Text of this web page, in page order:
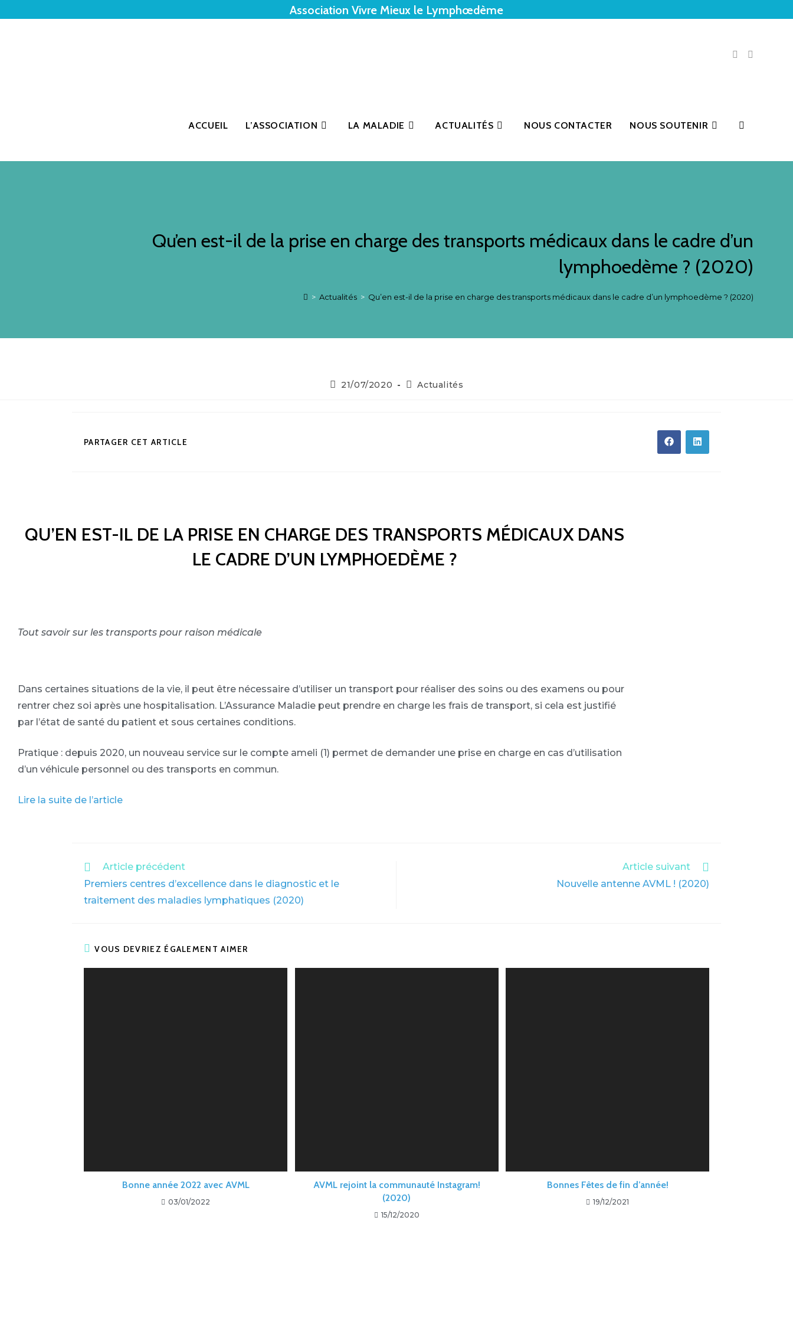
Association Vivre Mieux le Lymphœdème
ACCUEIL L’ASSOCIATION LA MALADIE ACTUALITÉS NOUS CONTACTER NOUS SOUTENIR
Qu’en est-il de la prise en charge des transports médicaux dans le cadre d’un
lymphoedème ? (2020)
> Actualités > Qu’en est-il de la prise en charge des transports médicaux dans le cadre d’un lymphoedème ? (2020)
21/07/2020 Actualités
PARTAGER CET ARTICLE
QU’EN EST-IL DE LA PRISE EN CHARGE DES TRANSPORTS MÉDICAUX DANS
LE CADRE D’UN LYMPHOEDÈME ?
Tout savoir sur les transports pour raison médicale
Dans certaines situations de la vie, il peut être nécessaire d’utiliser un transport pour réaliser des soins ou des examens ou pour
rentrer chez soi après une hospitalisation. L’Assurance Maladie peut prendre en charge les frais de transport, si cela est justifié
par l’état de santé du patient et sous certaines conditions.
Pratique : depuis 2020, un nouveau service sur le compte ameli (1) permet de demander une prise en charge en cas d’utilisation
d’un véhicule personnel ou des transports en commun.
Lire la suite de l’article
Article précédent
Premiers centres d’excellence dans le diagnostic et le
traitement des maladies lymphatiques (2020)
Article suivant
Nouvelle antenne AVML ! (2020)
VOUS DEVRIEZ ÉGALEMENT AIMER
Bonne année 2022 avec AVML
03/01/2022
AVML rejoint la communauté Instagram!
(2020)
15/12/2020
Bonnes Fêtes de fin d’année!
19/12/2021